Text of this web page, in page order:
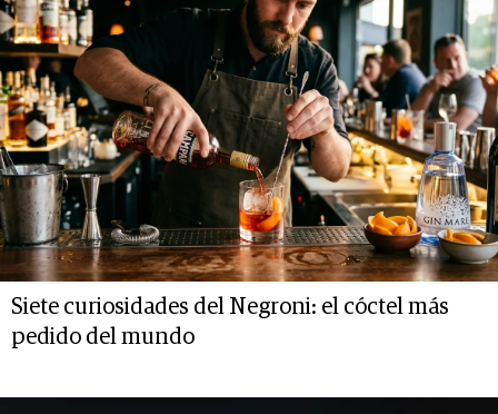
Siete curiosidades del Negroni: el cóctel más
pedido del mundo